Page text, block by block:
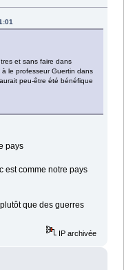
et sans faire dans
le professeur Guertin dans
peu-être été bénéfique
pays
est comme notre pays
que des guerres
IP archivée